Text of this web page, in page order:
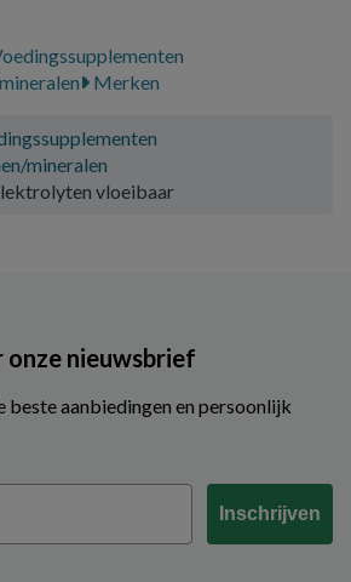
Merken
mineralen
vloeibaar
onze nieuwsbrief
beste aanbiedingen en persoonlijk
Inschrijven